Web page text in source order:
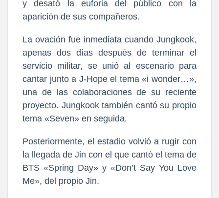
y desató la euforia del público con la
aparición de sus compañeros.
La ovación fue inmediata cuando Jungkook,
apenas dos días después de terminar el
servicio militar, se unió al escenario para
cantar junto a J-Hope el tema «i wonder…»,
una de las colaboraciones de su reciente
proyecto. Jungkook también cantó su propio
tema «Seven» en seguida.
Posteriormente, el estadio volvió a rugir con
la llegada de Jin con el que cantó el tema de
BTS «Spring Day» y «Don’t Say You Love
Me», del propio Jin.